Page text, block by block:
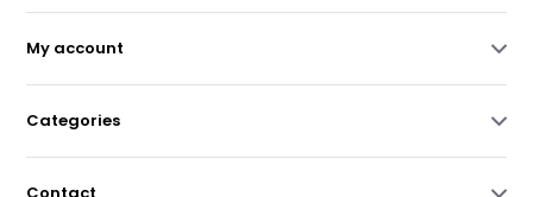
My account
Categories